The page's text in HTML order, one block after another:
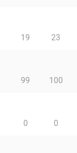
19 23
99 100
0 0